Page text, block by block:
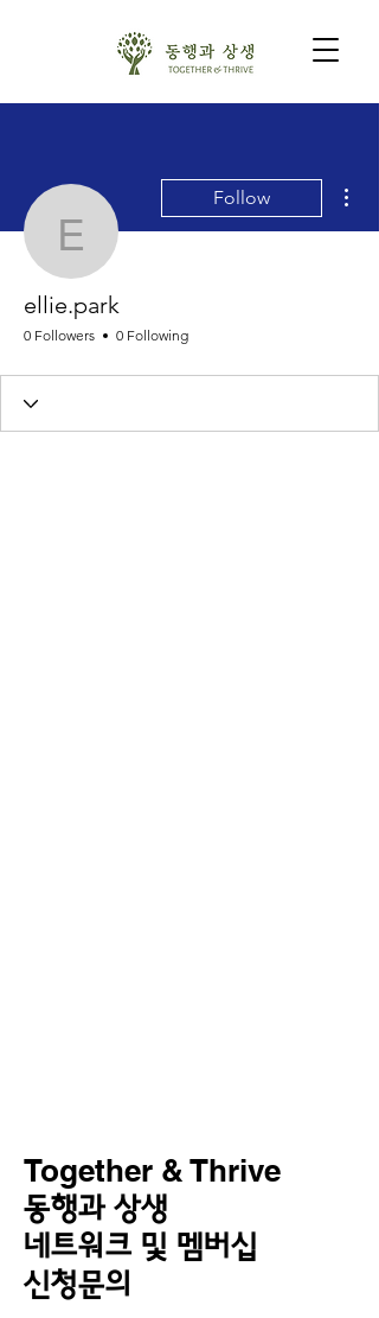
ellie.park
Follow
ellie.park
0 Followers 0 Following
Together & Thrive
동행과 상생
네트워크 및 멤버십
신청문의